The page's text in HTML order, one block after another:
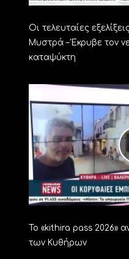
Οι τελευταίες
Μυστρά – Έκρυβε τον
καταψύκτη
Το «kithira pass 2026»
των Κυθήρων